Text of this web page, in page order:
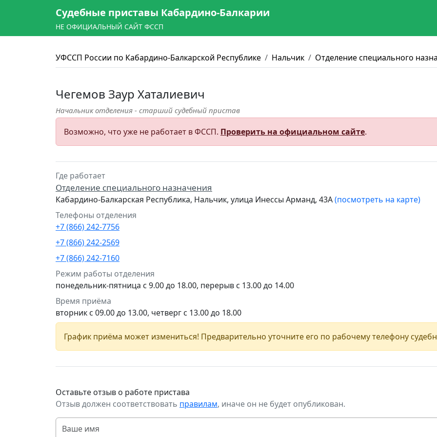
Судебные приставы Кабардино-Балкарии
НЕ ОФИЦИАЛЬНЫЙ САЙТ ФССП
УФССП России по Кабардино-Балкарской Республике Нальчик Отделение специального
Чегемов Заур Хаталиевич
Начальник отделения - старший судебный пристав
Возможно, что уже не работает в ФССП. Проверить на официальном сайте.
Где работает
Отделение специального назначения
Кабардино-Балкарская Республика, Нальчик, улица Инессы Арманд, 43А(посмотреть на карте)
Телефоны отделения
+7 (866) 242-7756
+7 (866) 242-2569
+7 (866) 242-7160
Режим работы отделения
понедельник-пятница с 9.00 до 18.00, перерыв с 13.00 до 14.00
Время приёма
вторник с 09.00 до 13.00, четверг с 13.00 до 18.00
График приёма может измениться! Предварительно уточните его по рабочему телефону
Оставьте отзыв о работе пристава
Отзыв должен соответствовать правилам, иначе он не будет опубликован.